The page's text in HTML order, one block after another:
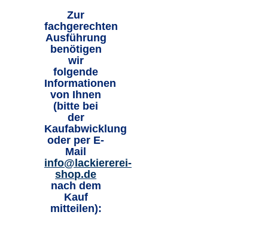
Zur
fachgerechten
Ausführung
benötigen
wir
folgende
Informationen
von Ihnen
(bitte bei
der
Kaufabwicklung
oder per E-
Mail
info@lackiererei-
shop.de
nach dem
Kauf
mitteilen):